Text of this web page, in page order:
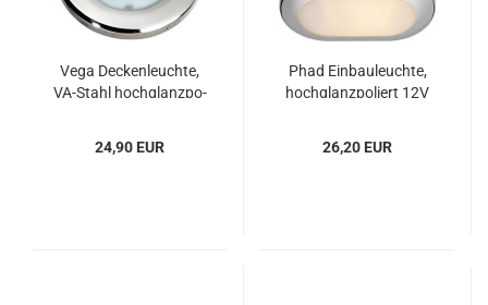
Vega De­cken­leuch­te,
VA-​Stahl hoch­glanz­po­
24,90 EUR
Phad Ein­bau­leuch­te,
hoch­glanz­po­liert 12V
26,20 EUR